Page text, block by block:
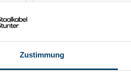
Zustimmung